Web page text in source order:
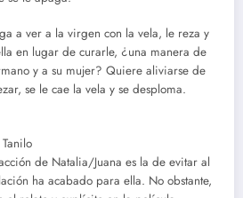
a ver a la virgen con la vela, le reza y
en lugar de curarle, ¿una manera de
y a su mujer? Quiere aliviarse de
se le cae la vela y se desploma.
de Natalia/Juana es la de evitar al
ha acabado para ella. No obstante,